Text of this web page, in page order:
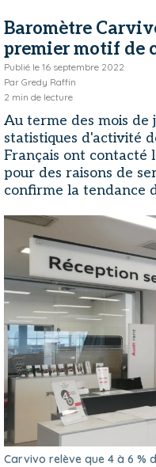
Baromètre
premier motif de
Publié le 16 septembre 2022
Par Gredy Raffin
2 min de lecture
Au terme des mois de
statistiques d'activité
Français ont contacté
pour des raisons de
confirme la tendance
Carvivo relève que 4 à 6 %